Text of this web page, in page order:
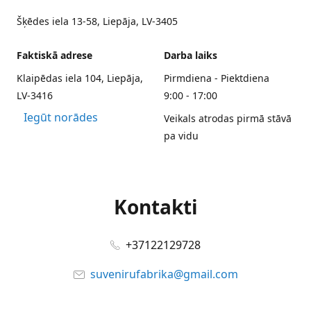
Šķēdes iela 13-58, Liepāja, LV-3405
Faktiskā adrese
Klaipēdas iela 104, Liepāja,
LV-3416
Iegūt norādes
Darba laiks
Pirmdiena - Piektdiena
9:00 - 17:00
Veikals atrodas pirmā stāvā
pa vidu
Kontakti
+37122129728
suvenirufabrika@gmail.com